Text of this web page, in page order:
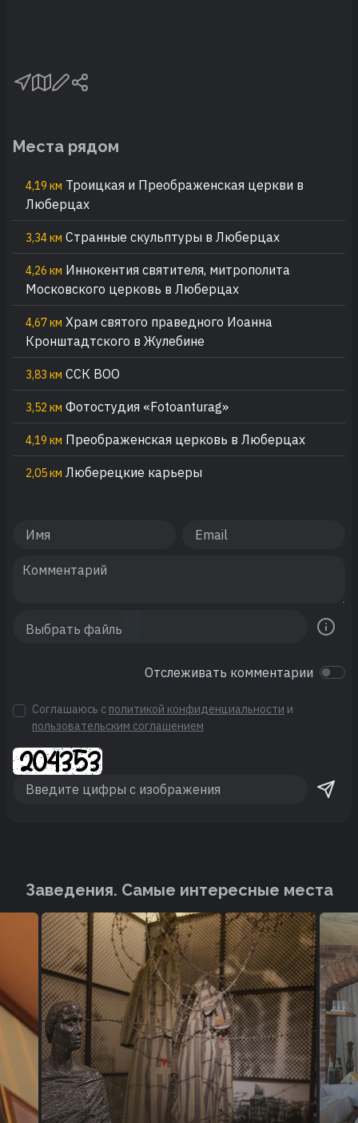
Места рядом
4,19 км Троицкая и Преображенская церкви в
Люберцах
3,34 км Странные скульптуры в Люберцах
4,26 км Иннокентия святителя, митрополита
Московского церковь в Люберцах
4,67 км Храм святого праведного Иоанна
Кронштадтского в Жулебине
3,83 км ССК ВОО
3,52 км Фотостудия «Fotoanturag»
4,19 км Преображенская церковь в Люберцах
2,05 км Люберецкие карьеры
Отслеживать комментарии
Соглашаюсь с политикой конфиденциальности и
пользовательским соглашением
Заведения. Cамые интересные места